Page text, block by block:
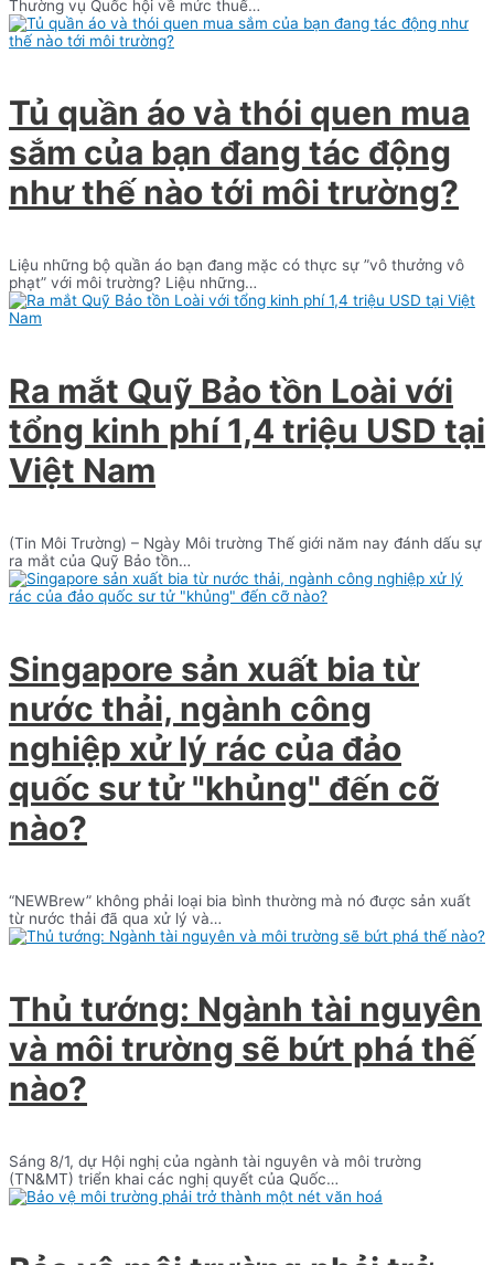
Thường vụ Quốc hội về mức thuế…
Tủ quần áo và thói quen mua
sắm của bạn đang tác động
như thế nào tới môi trường?
Liệu những bộ quần áo bạn đang mặc có thực sự ”vô thưởng vô
phạt” với môi trường? Liệu những…
Ra mắt Quỹ Bảo tồn Loài với
tổng kinh phí 1,4 triệu USD tại
Việt Nam
(Tin Môi Trường) – Ngày Môi trường Thế giới năm nay đánh dấu sự
ra mắt của Quỹ Bảo tồn…
Singapore sản xuất bia từ
nước thải, ngành công
nghiệp xử lý rác của đảo
quốc sư tử "khủng" đến cỡ
nào?
“NEWBrew” không phải loại bia bình thường mà nó được sản xuất
từ nước thải đã qua xử lý và…
Thủ tướng: Ngành tài nguyên
và môi trường sẽ bứt phá thế
nào?
Sáng 8/1, dự Hội nghị của ngành tài nguyên và môi trường
(TN&MT) triển khai các nghị quyết của Quốc…